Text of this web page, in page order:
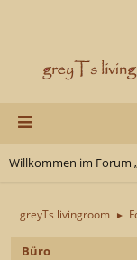
Willkommen im Forum
greyTs livingroom ►
Büro